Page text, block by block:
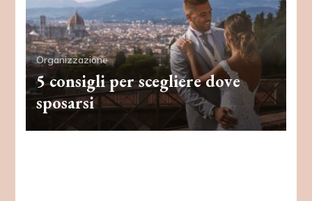
Organizzazione
5 consigli per scegliere dove
sposarsi